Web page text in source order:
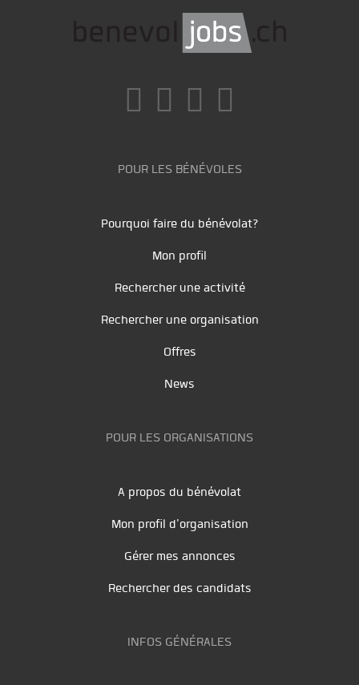
POUR LES BÉNÉVOLES
Pourquoi faire du bénévolat?
Mon profil
Rechercher une activité
Rechercher une organisation
Offres
News
POUR LES ORGANISATIONS
A propos du bénévolat
Mon profil d'organisation
Gérer mes annonces
Rechercher des candidats
INFOS GÉNÉRALES